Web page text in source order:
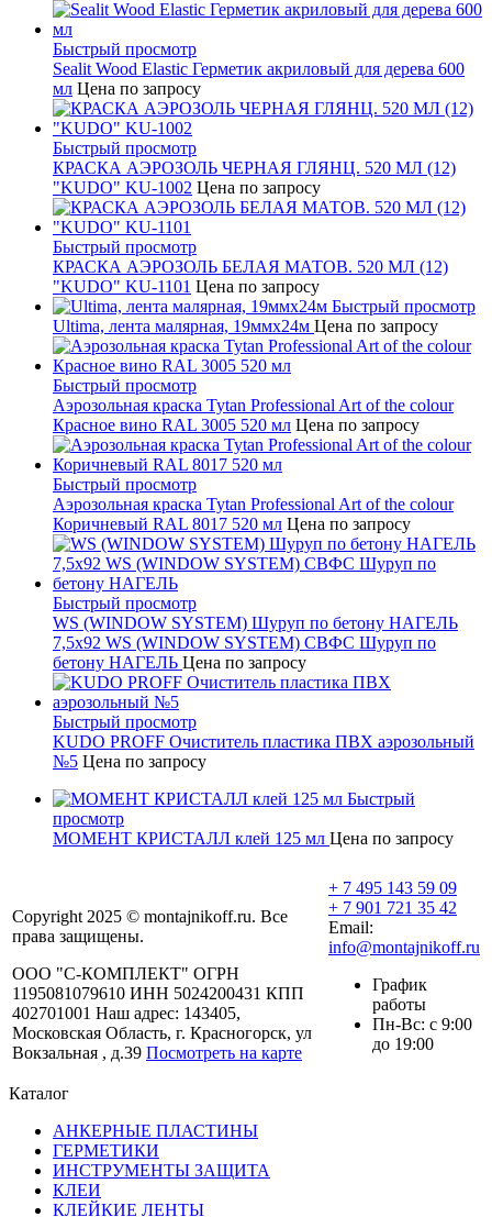
Быстрый просмотр
Sealit Wood Elastic Герметик акриловый для дерева 600
мл Цена по запросу
Быстрый просмотр
КРАСКА АЭРОЗОЛЬ ЧЕРНАЯ ГЛЯНЦ. 520 МЛ (12)
"KUDO" KU-1002 Цена по запросу
Быстрый просмотр
КРАСКА АЭРОЗОЛЬ БЕЛАЯ МАТОВ. 520 МЛ (12)
"KUDO" KU-1101 Цена по запросу
Быстрый просмотр
Ultima, лента малярная, 19ммх24м Цена по запросу
Быстрый просмотр
Аэрозольная краска Tytan Professional Art of the colour
Красное вино RAL 3005 520 мл Цена по запросу
Быстрый просмотр
Аэрозольная краска Tytan Professional Art of the colour
Коричневый RAL 8017 520 мл Цена по запросу
Быстрый просмотр
WS (WINDOW SYSTEM) Шуруп по бетону НАГЕЛЬ
7,5х92 WS (WINDOW SYSTEM) СВФС Шуруп по
бетону НАГЕЛЬ Цена по запросу
Быстрый просмотр
KUDO PROFF Очиститель пластика ПВХ аэрозольный
№5 Цена по запросу
Быстрый
просмотр
МОМЕНТ КРИСТАЛЛ клей 125 мл Цена по запросу
Copyright 2025 © montajnikoff.ru. Все
права защищены.
ООО "С-КОМПЛЕКТ" ОГРН
1195081079610 ИНН 5024200431 КПП
402701001 Наш адрес: 143405,
Московская Область, г. Красногорск, ул
Вокзальная , д.39 Посмотреть на карте
+ 7 495 143 59 09
+ 7 901 721 35 42
Email:
info@montajnikoff.ru
График
работы
Пн-Вс: с 9:00
до 19:00
Каталог
АНКЕРНЫЕ ПЛАСТИНЫ
ГЕРМЕТИКИ
ИНСТРУМЕНТЫ ЗАЩИТА
КЛЕИ
КЛЕЙКИЕ ЛЕНТЫ